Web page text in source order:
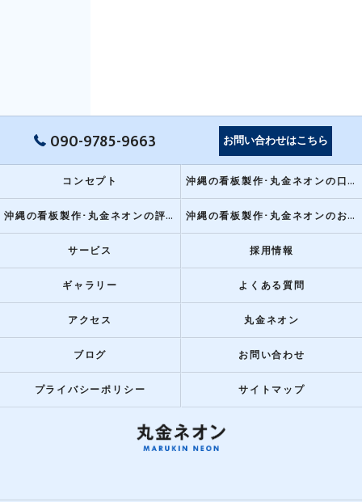
090-9785-9663 お問い合わせはこちら
コンセプト 沖縄の看板製作･丸金ネオンの口コミ情報
沖縄の看板製作･丸金ネオンの評判 沖縄の看板製作･丸金ネオンのお客様の声
サービス 採用情報
ギャラリー よくある質問
アクセス 丸金ネオン
ブログ お問い合わせ
プライバシーポリシー サイトマップ